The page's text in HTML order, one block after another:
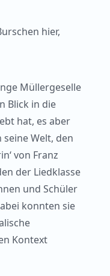
hier,
Müllergeselle
Blick in die
hat, es aber
Welt, den
von Franz
der Liedklasse
und Schüler
konnten sie
Kontext